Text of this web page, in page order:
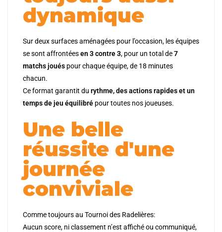
dynamique
Sur deux surfaces aménagées pour l’occasion, les équipes
se sont affrontéesen 3 contre 3, pour un total de7
matchs joués pour chaque équipe, de 18 minutes
chacun.
Ce format garantit du rythme, des actions rapides et un
temps de jeu équilibré pour toutes nos joueuses.
Une belle
réussite d'une
journée
conviviale
Comme toujours au Tournoi des Radelières:
Aucun score, ni classement n’est affiché ou communiqué,